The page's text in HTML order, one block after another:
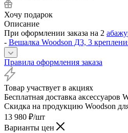
Хочу подарок
Описание
При оформлении заказа на 2 а
- Вешалка Woodson Д3, 3
Правила оформления заказа
Товар участвует в акциях
Бесплатная доставка аксессуаров
Скидка на продукцию Woodson
13 980 ₽/шт
Варианты цен